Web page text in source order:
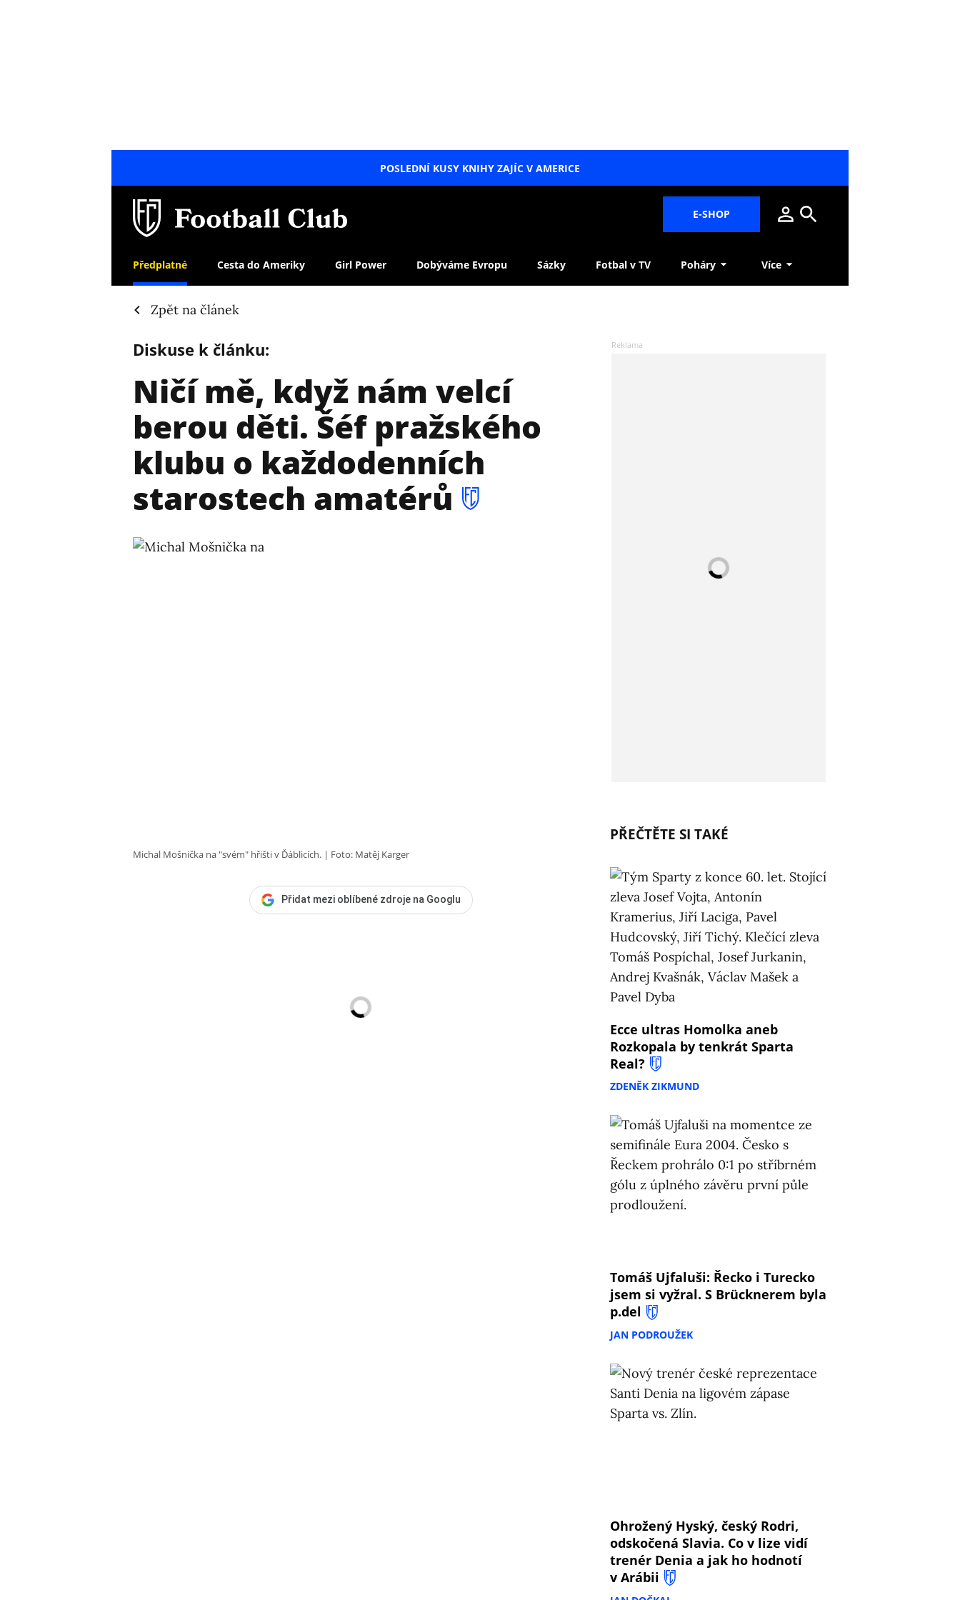
POSLEDNÍ KUSY KNIHY ZAJÍC V AMERICE
E-SHOP
Předplatné Cesta do Ameriky Girl Power Dobýváme Evropu Sázky Fotbal v TV Poháry Více
Zpět na článek
Diskuse k článku:
Ničí mě, když nám velcí
berou děti. Šéf pražského
klubu o každodenních
starostech amatérů
Michal Mošnička na "svém" hřišti v Ďáblicích. Foto: Matěj Karger
Přidat mezi oblíbené zdroje na Googlu
PŘEČTĚTE SI TAKÉ
Ecce ultras Homolka aneb
Rozkopala by tenkrát Sparta
Real?
ZDENĚK ZIKMUND
Tomáš Ujfaluši: Řecko i Turecko
jsem si vyžral. S Brücknerem byla
p.del
JAN PODROUŽEK
Ohrožený Hyský, český Rodri,
odskočená Slavia. Co v lize vidí
trenér Denia a jak ho hodnotí
v Arábii
8